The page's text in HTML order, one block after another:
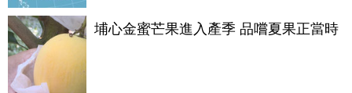
埔心金蜜芒果進入產季 品嚐夏果正當時